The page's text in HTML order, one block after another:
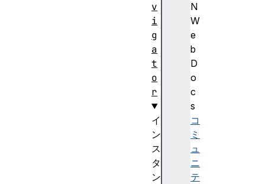
N
W
e
b
D
o
c
s
コ
ミ
ュ
ニ
テ
v
i
g
a
t
o
r
イ
ン
ス
タ
ン